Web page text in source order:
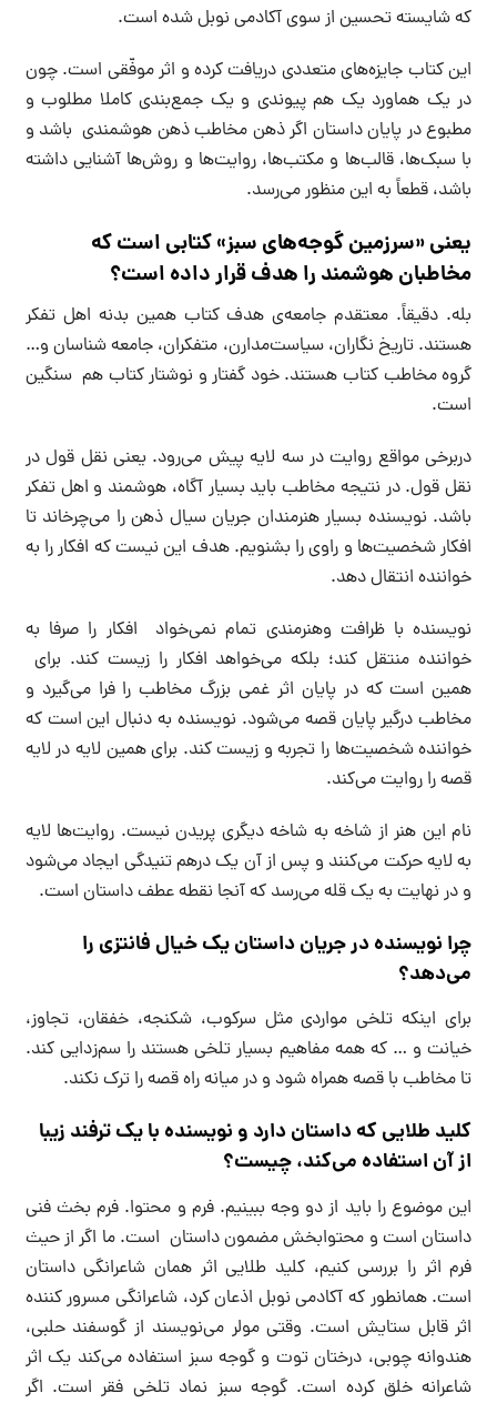
که شایسته تحسین از سوی آکادمی نوبل شده است.
این کتاب جایزه‌های متعددی دریافت کرده و اثر موفّقی است. چون
در یک هماورد یک هم پیوندی و یک جمع‌بندی کاملا مطلوب و
مطبوع در پایان داستان اگر ذهن مخاطب ذهن هوشمندی باشد و
با سبک‌ها، قالب‌ها و مکتب‌ها، روایت‌ها و روش‌ها آشنایی داشته
باشد، قطعاً به این منظور می‌رسد.
یعنی «سرزمین گوجه‌های سبز» کتابی است که
مخاطبان هوشمند را هدف قرار داده است؟
بله. دقیقاً. معتقدم جامعه‌ی هدف کتاب همین بدنه اهل تفکر
هستند. تاریخ نگاران، سیاست‌مدارن، متفکران، جامعه شناسان و…
گروه مخاطب کتاب هستند. خود گفتار و نوشتار کتاب هم سنگین
است.
دربرخی مواقع روایت در سه لایه پیش می‌رود. یعنی نقل قول در
نقل قول. در نتیجه مخاطب باید بسیار آگاه، هوشمند و اهل تفکر
باشد. نویسنده بسیار هنرمندان جریان سیال ذهن را می‌چرخاند تا
افکار شخصیت‌ها و راوی را بشنویم. هدف این نیست که افکار را به
خواننده انتقال دهد.
نویسنده با ظرافت وهنرمندی تمام نمی‌خواد افکار را صرفا به
خواننده منتقل کند؛ بلکه می‌خواهد افکار را زیست کند. برای
همین است که در پایان اثر غمی بزرگ مخاطب را فرا می‌گیرد و
مخاطب درگیر پایان قصه می‌شود. نویسنده به دنبال این است که
خواننده شخصیت‌ها را تجربه و زیست کند. برای همین لایه در لایه
قصه را روایت می‌کند.
نام این هنر از شاخه به شاخه دیگری پریدن نیست. روایت‌ها لایه
به لایه حرکت می‌کنند و پس از آن یک درهم تنیدگی ایجاد می‌شود
و در نهایت به یک قله می‌رسد که آنجا نقطه عطف داستان است.
چرا نویسنده در جریان داستان یک خیال فانتزی را
می‌دهد؟
برای اینکه تلخی مواردی مثل سرکوب، شکنجه، خفقان، تجاوز،
خیانت و … که همه مفاهیم بسیار تلخی هستند را سم‌زدایی کند.
تا مخاطب با قصه همراه شود و در میانه راه قصه را ترک نکند.
کلید طلایی که داستان دارد و نویسنده با یک ترفند زیبا
از آن استفاده می‌کند، چیست؟
این موضوع را باید از دو وجه ببینیم. فرم و محتوا. فرم بخث فنی
داستان است و محتوابخش مضمون داستان است. ما اگر از حیث
فرم اثر را بررسی کنیم، کلید طلایی اثر همان شاعرانگی داستان
است. همانطور که آکادمی نوبل اذعان کرد، شاعرانگی مسرور کننده
اثر قابل ستایش است. وقتی مولر می‌نویسند از گوسفند حلبی،
هندوانه چوبی، درختان توت و گوجه سبز استفاده می‌کند یک اثر
شاعرانه خلق کرده است. گوجه سبز نماد تلخی فقر است. اگر